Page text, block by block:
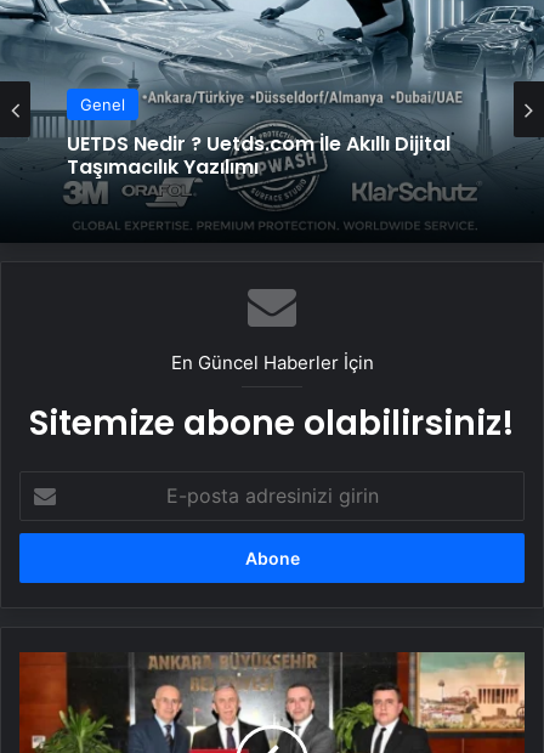
Genel
UETDS Nedir ? Uetds.com İle Akıllı Dijital
Taşımacılık Yazılımı
En Güncel Haberler İçin
Sitemize abone olabilirsiniz!
posta
adresinizi
ANFA
Güvenlik